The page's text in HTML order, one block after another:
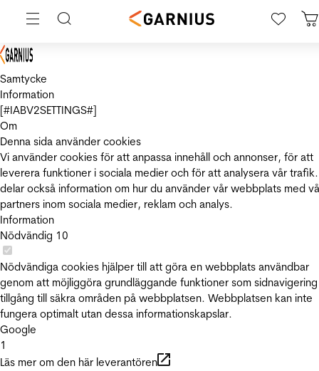
Samtycke
Information
[#IABV2SETTINGS#]
Om
Denna sida använder cookies
Vi använder cookies för att anpassa innehåll och annonser, för att
leverera funktioner i sociala medier och för att analysera vår
delar också information om hur du använder vår webbplats med
partners inom sociala medier, reklam och analys.
Information
Nödvändig 10
Nödvändiga cookies hjälper till att göra en webbplats användbar
genom att möjliggöra grundläggande funktioner som
tillgång till säkra områden på webbplatsen. Webbplatsen kan inte
fungera optimalt utan dessa informationskapslar.
Google
1
Läs mer om den här leverantören